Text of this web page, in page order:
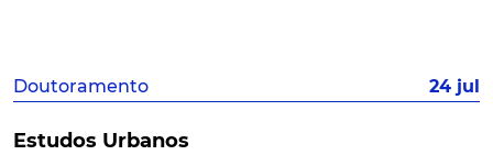
Doutoramento 24 jul
Estudos Urbanos